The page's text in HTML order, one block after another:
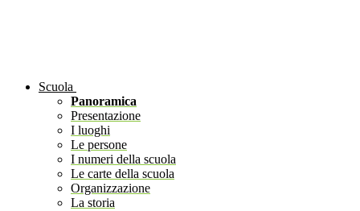
Scuola
Panoramica
Presentazione
I luoghi
Le persone
I numeri della scuola
Le carte della scuola
Organizzazione
La storia